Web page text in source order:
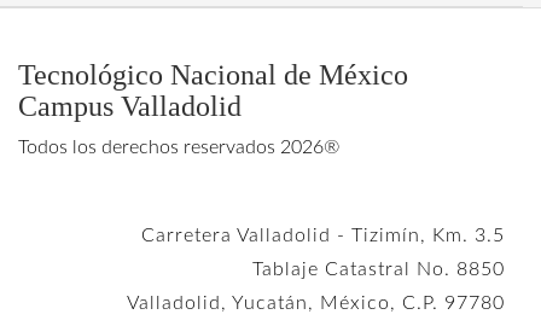
Tecnológico Nacional de México
Campus Valladolid
Todos los derechos reservados 2026®
Carretera Valladolid - Tizimín, Km. 3.5
Tablaje Catastral No. 8850
Valladolid, Yucatán, México, C.P. 97780